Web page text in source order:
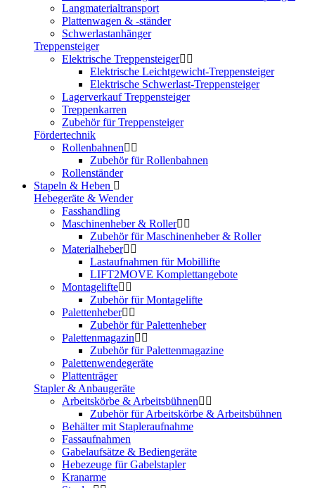
Langmaterialtransport
Plattenwagen & -ständer
Schwerlastanhänger
Treppensteiger
Elektrische Treppensteiger
Elektrische Leichtgewicht-Treppensteiger
Elektrische Schwerlast-Treppensteiger
Lagerverkauf Treppensteiger
Treppenkarren
Zubehör für Treppensteiger
Fördertechnik
Rollenbahnen
Zubehör für Rollenbahnen
Rollenständer
Stapeln & Heben
Hebegeräte & Wender
Fasshandling
Maschinenheber & Roller
Zubehör für Maschinenheber & Roller
Materialheber
Lastaufnahmen für Mobillifte
LIFT2MOVE Komplettangebote
Montagelifte
Zubehör für Montagelifte
Palettenheber
Zubehör für Palettenheber
Palettenmagazin
Zubehör für Palettenmagazine
Palettenwendegeräte
Plattenträger
Stapler & Anbaugeräte
Arbeitskörbe & Arbeitsbühnen
Zubehör für Arbeitskörbe & Arbeitsbühnen
Behälter mit Stapleraufnahme
Fassaufnahmen
Gabelaufsätze & Bediengeräte
Hebezeuge für Gabelstapler
Kranarme